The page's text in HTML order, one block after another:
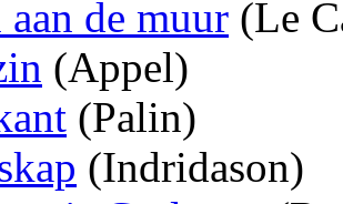
de muur (Le
(Appel)
(Palin)
(Indridason)